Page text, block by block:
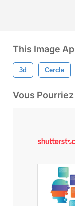
This Image
3d Cercle
Vous